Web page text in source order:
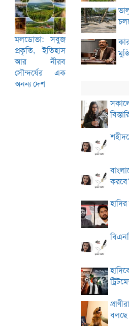
মলডোভা: সবুজ
প্রকৃতি, ইতিহাস
আর নীরব
সৌন্দর্যের এক
অনন্য দেশ
বলছে